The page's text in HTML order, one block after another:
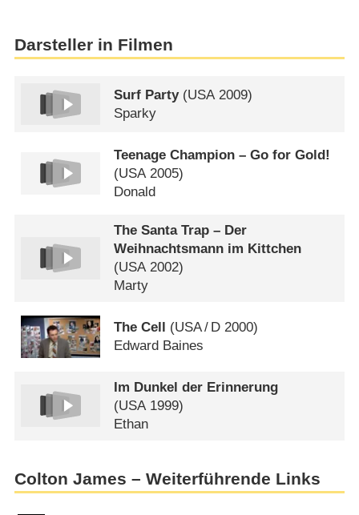
Darsteller in Filmen
Surf Party(USA2009)
Sparky
Teenage Champion – Go for Gold!
(USA2005)
Donald
The Santa Trap – Der
Weihnachtsmann im Kittchen
(USA2002)
Marty
The Cell (USA/ D 2000)
Edward Baines
Im Dunkel der Erinnerung
(USA1999)
Ethan
Colton James – Weiterführende Links